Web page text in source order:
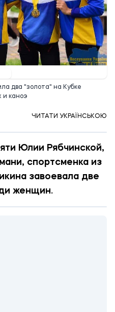
два "золота" на Кубке
и каноэ
ЧИТАТИ УКРАЇНСЬКОЮ
Юлии Рябчинской,
спортсменка из
завоевала две
женщин.